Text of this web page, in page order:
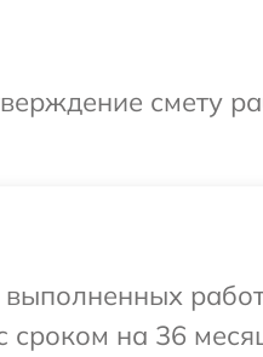
смету
сроком на 36